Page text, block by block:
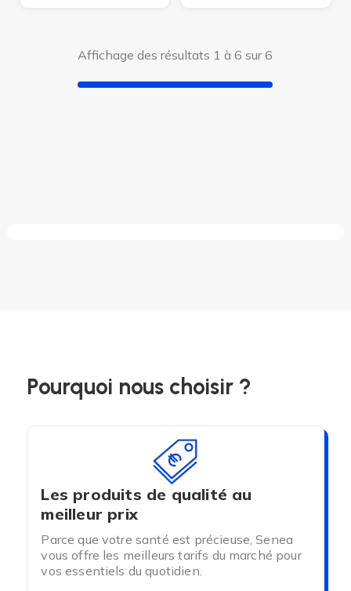
Affichage des résultats 1 à 6 sur 6
Pourquoi nous choisir ?
Les produits de qualité au
meilleur prix
Parce que votre santé est précieuse, Senea
vous offre les meilleurs tarifs du marché pour
vos essentiels du quotidien.